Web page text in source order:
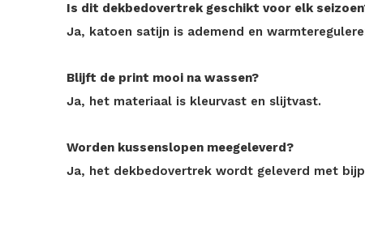
Is dit dekbedovertrek geschikt voor elk
Ja, katoen satijn is ademend en
Blijft de print mooi na wassen?
Ja, het materiaal is kleurvast en slijtvast.
Worden kussenslopen meegeleverd?
Ja, het dekbedovertrek wordt geleverd met